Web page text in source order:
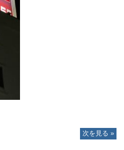
次を見る »